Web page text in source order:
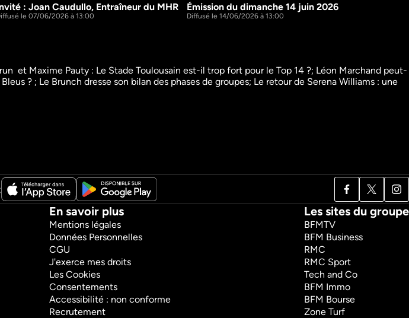
: Joan Caudullo, Entraîneur du MHR
le 07/06/2026 à 13:00
Émission du dimanche 14 juin 2026
Diffusé le 14/06/2026 à 13:00
Gueules
Les nuits du Cazarre
After Foot
et Maxime Pauty : Le Stade Toulousain est-il trop fort pour le Top 14 ?; Léon Marchand peut-
? ; Le Brunch dresse son bilan des phases de groupes; Le retour de Serena Williams : une
En savoir plus
Mentions légales
Données Personnelles
CGU
J'exerce mes droits
Les Cookies
Consentements
Accessibilité : non conforme
Recrutement
Les sites du groupe
BFMTV
BFM Business
RMC
RMC Sport
Tech and Co
BFM Immo
BFM Bourse
Zone Turf